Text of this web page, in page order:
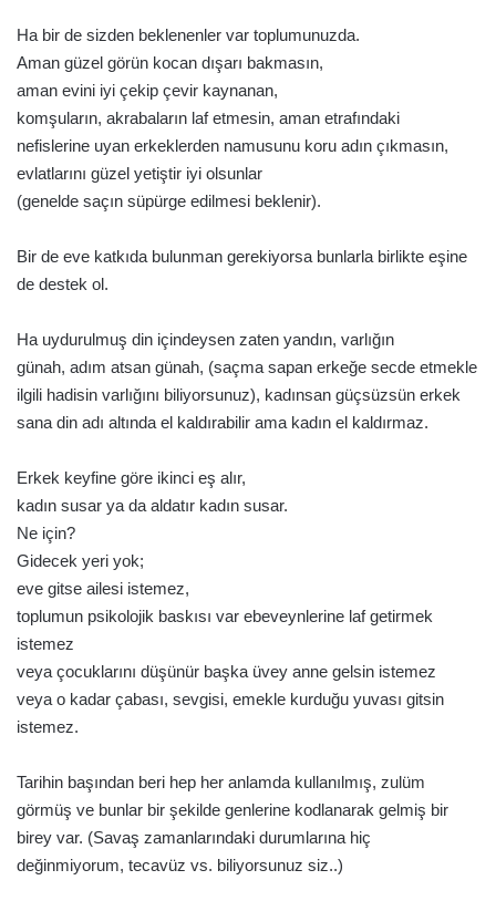
Ha bir de sizden beklenenler var toplumunuzda.
Aman güzel görün kocan dışarı bakmasın,
aman evini iyi çekip çevir kaynanan,
komşuların, akrabaların laf etmesin, aman etrafındaki
nefislerine uyan erkeklerden namusunu koru adın çıkmasın,
evlatlarını güzel yetiştir iyi olsunlar
(genelde saçın süpürge edilmesi beklenir).
Bir de eve katkıda bulunman gerekiyorsa bunlarla birlikte eşine
de destek ol.
Ha uydurulmuş din içindeysen zaten yandın, varlığın
günah, adım atsan günah, (saçma sapan erkeğe secde etmekle
ilgili hadisin varlığını biliyorsunuz), kadınsan güçsüzsün erkek
sana din adı altında el kaldırabilir ama kadın el kaldırmaz.
Erkek keyfine göre ikinci eş alır,
kadın susar ya da aldatır kadın susar.
Ne için?
Gidecek yeri yok;
eve gitse ailesi istemez,
toplumun psikolojik baskısı var ebeveynlerine laf getirmek
istemez
veya çocuklarını düşünür başka üvey anne gelsin istemez
veya o kadar çabası, sevgisi, emekle kurduğu yuvası gitsin
istemez.
Tarihin başından beri hep her anlamda kullanılmış, zulüm
görmüş ve bunlar bir şekilde genlerine kodlanarak gelmiş bir
birey var. (Savaş zamanlarındaki durumlarına hiç
değinmiyorum, tecavüz vs. biliyorsunuz siz..)